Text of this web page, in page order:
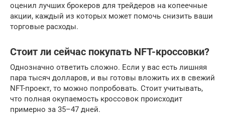
оценил лучших брокеров для трейдеров на копеечные
акции, каждый из которых может помочь снизить ваши
торговые расходы.
Стоит ли сейчас покупать NFT-кроссовки?
Однозначно ответить сложно. Если у вас есть лишняя
пара тысяч долларов, и вы готовы вложить их в свежий
NFT-проект, то можно попробовать. Стоит учитывать,
что полная окупаемость кроссовок происходит
примерно за 35–47 дней.